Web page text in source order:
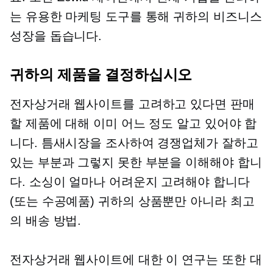
는 유용한 마케팅 도구를 통해 귀하의 비즈니스
성장을 돕습니다.
귀하의 제품을 결정하십시오
전자상거래 웹사이트를 고려하고 있다면 판매
할 제품에 대해 이미 어느 정도 알고 있어야 합
니다. 틈새시장을 조사하여 경쟁업체가 잘하고
있는 부분과 그렇지 못한 부분을 이해해야 합니
다. 소싱이 얼마나 어려운지 고려해야 합니다
(또는 수공예품) 귀하의 상품뿐만 아니라 최고
의 배송 방법.
전자상거래 웹사이트에 대한 이 연구는 또한 대